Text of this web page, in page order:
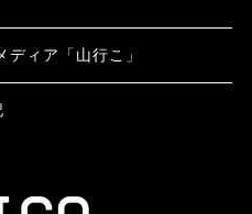
ィア「山行こ」